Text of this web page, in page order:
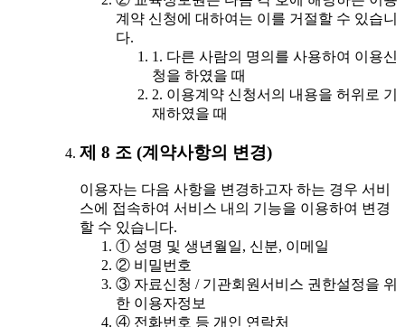
계약 신청에 대하여는 이를 거절할 수 있습니
다.
1. 다른 사람의 명의를 사용하여 이용신
청을 하였을 때
2. 이용계약 신청서의 내용을 허위로 기
재하였을 때
제 8 조 (계약사항의 변경)
이용자는 다음 사항을 변경하고자 하는 경우 서비
스에 접속하여 서비스 내의 기능을 이용하여 변경
할 수 있습니다.
① 성명 및 생년월일, 신분, 이메일
② 비밀번호
③ 자료신청 / 기관회원서비스 권한설정을 위
한 이용자정보
④ 전화번호 등 개인 연락처